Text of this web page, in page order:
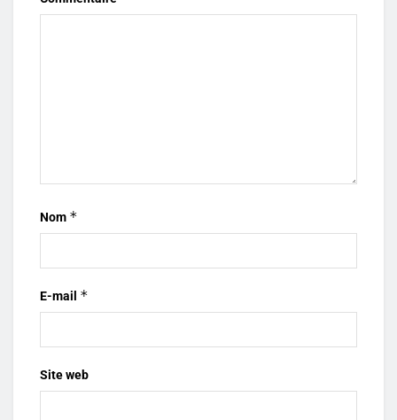
Nom *
E-mail *
Site web